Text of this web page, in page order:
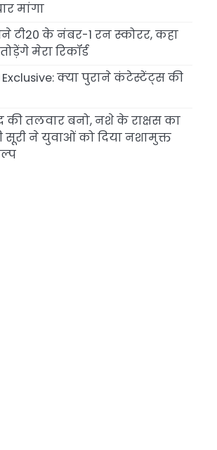
मांगा
टी20 के नंबर-1 रन स्कोरर, कहा
मेरा रिकॉर्ड
Exclusive: क्या पुराने कंटेस्टेंट्स की
की तलवार बनो, नशे के राक्षस का
सूरी ने युवाओं को दिया नशामुक्त